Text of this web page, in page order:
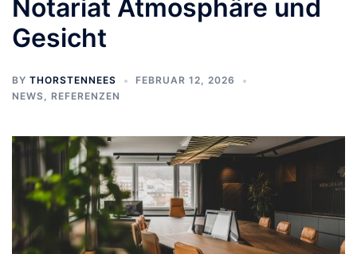
Notariat Atmosphäre und
Gesicht
BY THORSTENNEES
FEBRUAR 12, 2026
NEWS, REFERENZEN